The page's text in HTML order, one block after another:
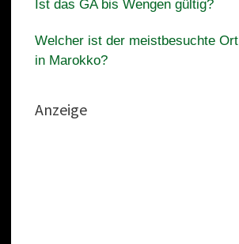
Ist das GA bis Wengen gültig?
Welcher ist der meistbesuchte Ort
in Marokko?
Anzeige